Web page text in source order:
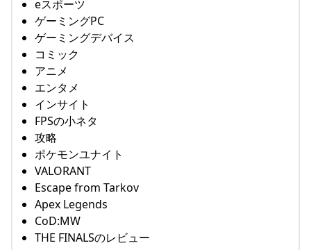
eスポーツ
ゲーミングPC
ゲーミングデバイス
コミック
アニメ
エンタメ
インサイト
FPSの小ネタ
攻略
ポケモンユナイト
VALORANT
Escape from Tarkov
Apex Legends
CoD:MW
THE FINALSのレビュー